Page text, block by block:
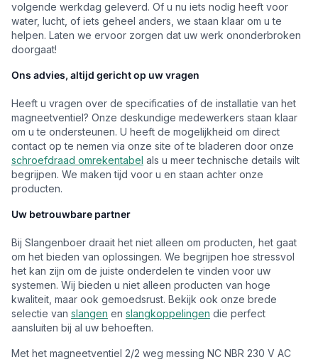
volgende werkdag geleverd. Of u nu iets nodig heeft voor
water, lucht, of iets geheel anders, we staan klaar om u te
helpen. Laten we ervoor zorgen dat uw werk ononderbroken
doorgaat!
Ons advies, altijd gericht op uw vragen
Heeft u vragen over de specificaties of de installatie van het
magneetventiel? Onze deskundige medewerkers staan klaar
om u te ondersteunen. U heeft de mogelijkheid om direct
contact op te nemen via onze site of te bladeren door onze
schroefdraad omrekentabel als u meer technische details wilt
begrijpen. We maken tijd voor u en staan achter onze
producten.
Uw betrouwbare partner
Bij Slangenboer draait het niet alleen om producten, het gaat
om het bieden van oplossingen. We begrijpen hoe stressvol
het kan zijn om de juiste onderdelen te vinden voor uw
systemen. Wij bieden u niet alleen producten van hoge
kwaliteit, maar ook gemoedsrust. Bekijk ook onze brede
selectie van slangen en slangkoppelingen die perfect
aansluiten bij al uw behoeften.
Met het magneetventiel 2/2 weg messing NC NBR 230 V AC